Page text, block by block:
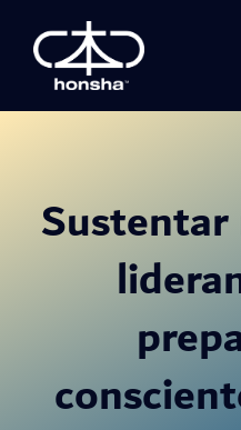
content